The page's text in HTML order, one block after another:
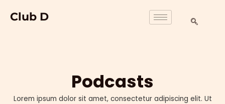
InhaltClub D
Podcasts
Lorem ipsum dolor sit amet, consectetur adipiscing elit. Ut